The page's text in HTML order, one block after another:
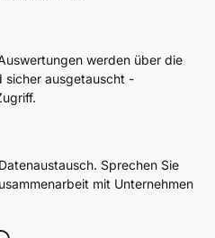
werden über die
sicher ausgetauscht -
Sprechen Sie
mit Unternehmen